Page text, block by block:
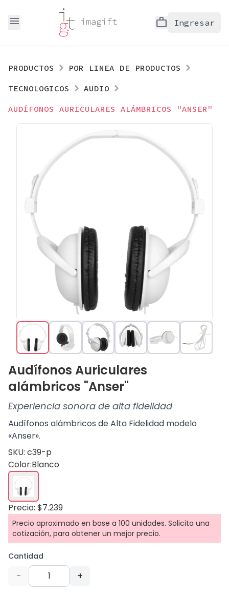
menu work Ingresar
PRODUCTOS
POR LINEA DE PRODUCTOS
TECNOLOGICOS
AUDIO
AUDÍFONOS AURICULARES ALÁMBRICOS "ANSER"
Audífonos Auriculares
alámbricos "Anser"
Experiencia sonora de alta fidelidad
Audífonos alámbricos de Alta Fidelidad modelo
«Anser».
SKU: c39-p
Color:Blanco
Precio: $7.239
Precio aproximado en base a 100 unidades. Solicita una
cotización, para obtener un mejor precio.
Cantidad
- +